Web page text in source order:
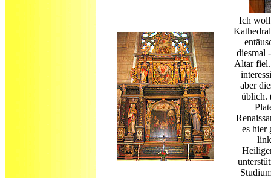
Ich
diesmal
Altar
aber
üblich.
es hier